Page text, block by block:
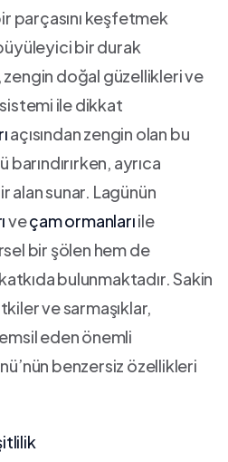
parçasını keşfetmek
bir durak
zengin doğal güzellikleri ve
ile dikkat
açısından zengin olan bu
ayrıca
alan sunar. Lagünün
ve⁤çam ormanlarıile
bir şölen hem de
bulunmaktadır. Sakin
ve sarmaşıklar,
eden önemli
benzersiz özellikleri